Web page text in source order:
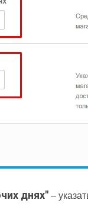
днях" –